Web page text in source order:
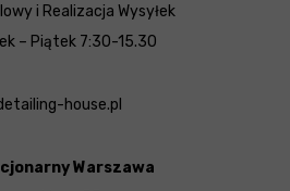
i Realizacja Wysyłek
– Piątek 7:30-15.30
house.pl
Warszawa